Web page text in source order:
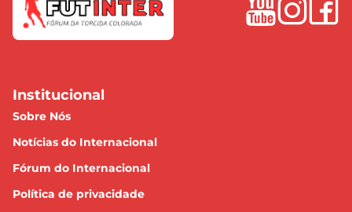
Institucional
Sobre Nós
Notícias do Internacional
Fórum do Internacional
Política de privacidade